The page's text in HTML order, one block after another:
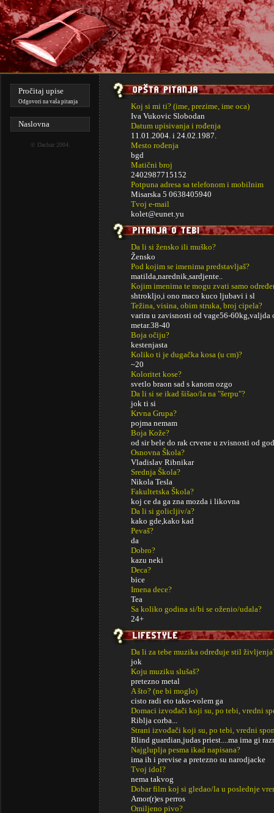
Pročitaj upise
Odgovori na vaša pitanja
Naslovna
© Dachaz2004.
Koj si mi ti? (ime, prezime, ime oca)
Iva Vukovic Slobodan
Datum upisivanja i rođenja
11.01.2004. i 24.02.1987.
Mesto rođenja
bgd
Matični broj
2402987715152
Potpuna adresa sa telefonom i mobilnim
Misarska 5 0638405940
Tvoj e-mail
kolet@eunet.yu
Da li si žensko ili muško?
Žensko
Pod kojim se imenima predstavljaš?
matilda,narednik,sardjente..
Kojim imenima te mogu zvati samo
shtrokljo,i ono maco kuco ljubavi i sl
Težina, visina, obim struka, broj cipela?
varira u zavisnosti od vage56-60kg,valjda
metar.38-40
Boja očiju?
kestenjasta
Koliko ti je dugačka kosa (u cm)?
~20
Koloritet kose?
svetlo braon sad s kanom ozgo
Da li si se ikad šišao/la na "šerpu"?
jok ti si
Krvna Grupa?
pojma nemam
Boja Kože?
od sir bele do rak crvene u zvisnosti od
Osnovna Škola?
Vladislav Ribnikar
Srednja Škola?
Nikola Tesla
Fakultetska Škola?
koj ce da ga zna mozda i likovna
Da li si golicljiv/a?
kako gde,kako kad
Pevaš?
da
Dobro?
kazu neki
Deca?
bice
Imena dece?
Tea
Sa koliko godina si/bi se oženio/udala?
24+
Da li za tebe muzika određuje stil
jok
Koju muziku slušaš?
pretezno metal
A što? (ne bi moglo)
cisto radi eto tako-volem ga
Domaci izvođači koji su, po tebi, vredni
Riblja corba...
Strani izvođači koji su, po tebi, vredni
Blind guardian,judas priest....ma ima gi
Najgluplja pesma ikad napisana?
ima ih i previse a pretezno su narodjacke
Tvoj idol?
nema takvog
Dobar film koj si gledao/la u poslednje
Amor(r)es perros
Omiljeno pivo?